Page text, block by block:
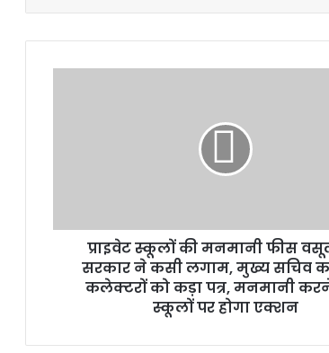
प्राइवेट स्कूलों की मनमानी फीस
सरकार ने कसी लगाम, मुख्य सचिव
कलेक्टरों को कड़ा पत्र, मनमानी
स्कूलों पर होगा एक्शन